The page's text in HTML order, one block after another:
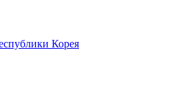
Корея